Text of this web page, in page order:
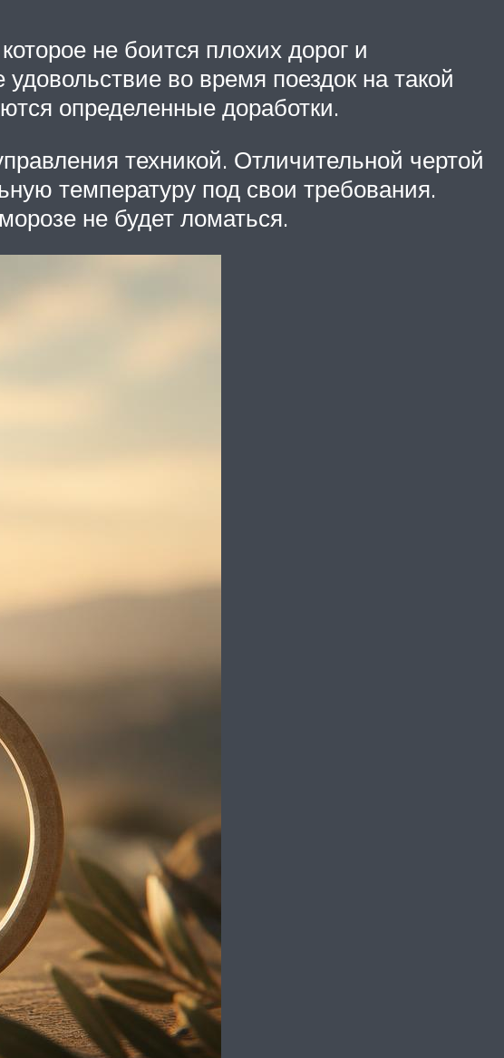
не боится плохих дорог и
во время поездок на такой
определенные доработки.
техникой. Отличительной чертой
температуру под свои требования.
не будет ломаться.